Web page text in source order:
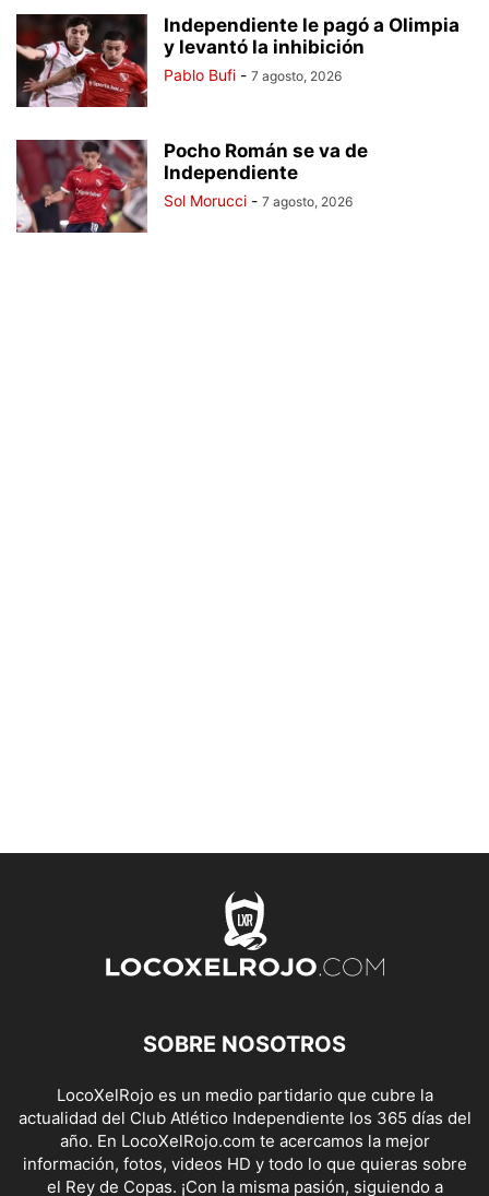
Independiente le pagó a Olimpia
y levantó la inhibición
Pablo Bufi - 7 agosto, 2026
Pocho Román se va de
Independiente
Sol Morucci - 7 agosto, 2026
SOBRE NOSOTROS
LocoXelRojo es un medio partidario que cubre la
actualidad del Club Atlético Independiente los 365 días del
año. En LocoXelRojo.com te acercamos la mejor
información, fotos, videos HD y todo lo que quieras sobre
el Rey de Copas. ¡Con la misma pasión, siguiendo a